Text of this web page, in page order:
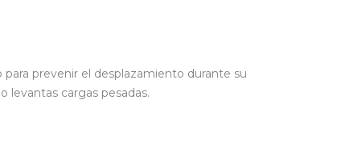
prevenir el desplazamiento durante su
levantas cargas pesadas.